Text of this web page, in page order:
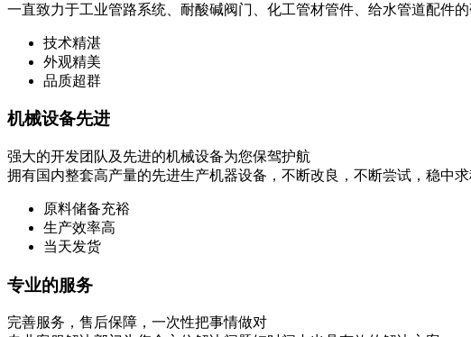
一直致力于工业管路系统、耐酸碱阀门、化工管材管件、给水管道配件
技术精湛
外观精美
品质超群
机械设备先进
强大的开发团队及先进的机械设备为您保驾护航
拥有国内整套高产量的先进生产机器设备，不断改良，不断尝试，稳中求
原料储备充裕
生产效率高
当天发货
专业的服务
完善服务，售后保障，一次性把事情做对